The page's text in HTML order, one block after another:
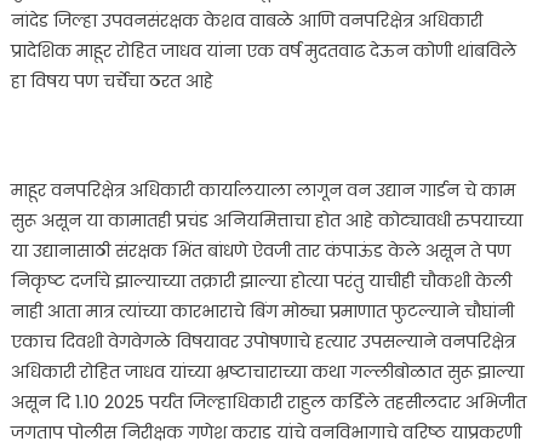
नांदेड जिल्हा उपवनसंरक्षक केशव वाबळे आणि वनपरिक्षेत्र अधिकारी
प्रादेशिक माहूर रोहित जाधव यांना एक वर्ष मुदतवाढ देऊन कोणी थांबविले
हा विषय पण चर्चेचा ठरत आहे
माहूर वनपरिक्षेत्र अधिकारी कार्यालयाला लागून वन उद्यान गार्डन चे काम
सुरू असून या कामातही प्रचंड अनियमित्ताचा होत आहे कोट्यावधी रुपयाच्या
या उद्यानासाठी संरक्षक भिंत बांधणे ऐवजी तार कंपाऊंड केले असून ते पण
निकृष्ट दर्जाचे झाल्याच्या तक्रारी झाल्या होत्या परंतु याचीही चौकशी केली
नाही आता मात्र त्यांच्या कारभाराचे बिंग मोठ्या प्रमाणात फुटल्याने चौघांनी
एकाच दिवशी वेगवेगळे विषयावर उपोषणाचे हत्यार उपसल्याने वनपरिक्षेत्र
अधिकारी रोहित जाधव यांच्या भ्रष्टाचाराच्या कथा गल्लीबोळात सुरू झाल्या
असून दि 1.10 2025 पर्यंत जिल्हाधिकारी राहुल कर्डिले तहसीलदार अभिजीत
जगताप पोलीस निरीक्षक गणेश कराड यांचे वनविभागाचे वरिष्ठ याप्रकरणी